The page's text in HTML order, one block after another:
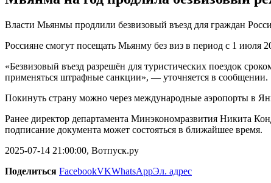
Власти Мьянмы продлили безвизовый въезд для граждан
Россияне смогут посещать Мьянму без виз в период с 1 июля
«Безвизовый въезд разрешён для туристических поездок
применяться штрафные санкции», — уточняется в сообщении.
Покинуть страну можно через международные аэропорты в
Ранее директор департамента Минэкономразвития Никита
подписание документа может состояться в ближайшее время.
2025-07-14 21:00:00, Вотпуск.ру
Поделиться FacebookVKWhatsAppЭл. адрес